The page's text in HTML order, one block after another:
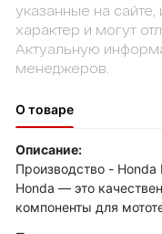
указанные на
характер и могут
Актуальную
менеджеров.
О товаре
Описание:
Производство - Honda
Honda — это
компоненты для